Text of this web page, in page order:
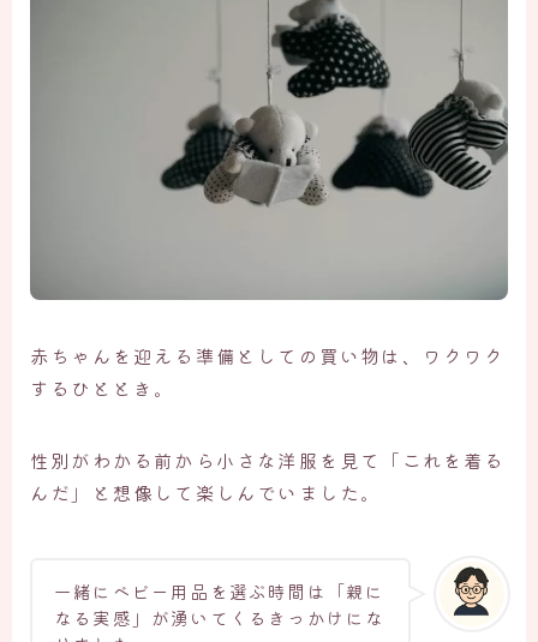
赤ちゃんを迎える準備としての買い物は、ワクワク
するひととき。
性別がわかる前から小さな洋服を見て「これを着る
んだ」と想像して楽しんでいました。
一緒にベビー用品を選ぶ時間は「親に
なる実感」が湧いてくるきっかけにな